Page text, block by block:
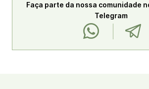
Faça parte da nossa comunidade
Telegram